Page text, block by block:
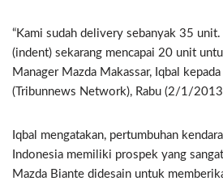
“Kami sudah delivery sebanyak 35
(indent) sekarang mencapai 20 unit
Manager Mazda Makassar, Iqbal
(Tribunnews Network), Rabu (2/1/
Iqbal mengatakan, pertumbuhan
Indonesia memiliki prospek yang
Mazda Biante didesain untuk